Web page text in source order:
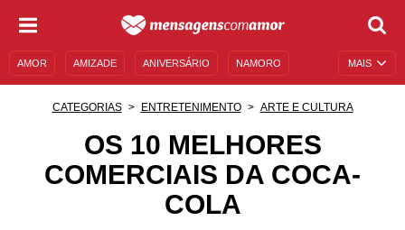
MAIS
AMOR AMIZADE ANIVERSÁRIO NAMORO
MENSAGENS E FRASES MENSAGENS DE ANIVERSÁRIO
FAMOSOS BÍBLIA
CATEGORIAS ENTRETENIMENTO ARTE E CULTURA
OS 10 MELHORES
COMERCIAIS DA COCA-
COLA